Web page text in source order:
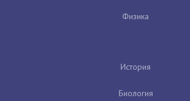
Физика
История
Биология